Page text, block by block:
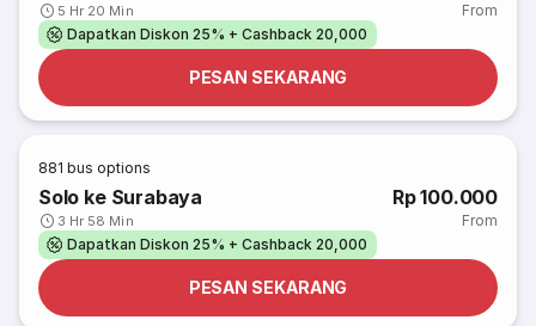
5 Hr 20 Min
From
Dapatkan Diskon 25% + Cashback 20,000
PESAN SEKARANG
881 bus options
Solo ke Surabaya
3 Hr 58 Min
Rp 100.000
From
Dapatkan Diskon 25% + Cashback 20,000
PESAN SEKARANG